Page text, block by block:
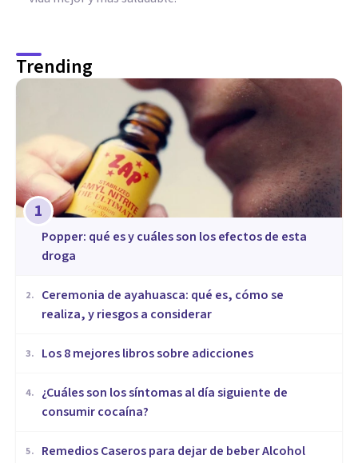
Trending
1
Popper: qué es y cuáles son los efectos de esta
droga
2.
Ceremonia de ayahuasca: qué es, cómo se
realiza, y riesgos a considerar
3. Los 8 mejores libros sobre adicciones
4.
¿Cuáles son los síntomas al día siguiente de
consumir cocaína?
5. Remedios Caseros para dejar de beber Alcohol